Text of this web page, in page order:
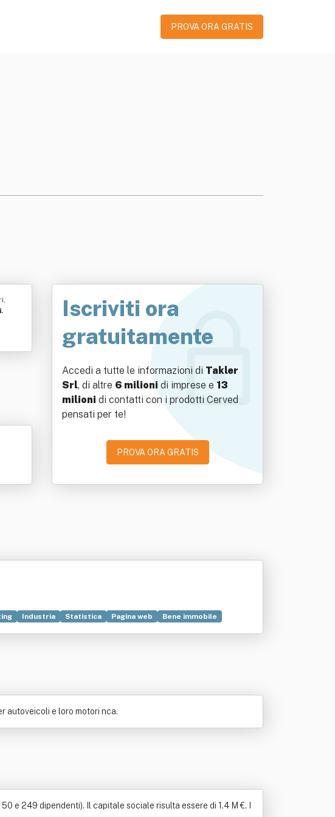
PROVA ORA GRATIS
Iscriviti ora
gratuitamente
Accedi a tutte le informazioni di Takler
Srl, di altre 6 milioni di imprese e 13
milioni di contatti con i prodotti Cerved
pensati per te!
PROVA ORA GRATIS
Industria Statistica Pagina web
Bene immobile
autoveicoli e loro motori nca.
e 249 dipendenti). Il capitale sociale risulta essere di 1.4 M €. I